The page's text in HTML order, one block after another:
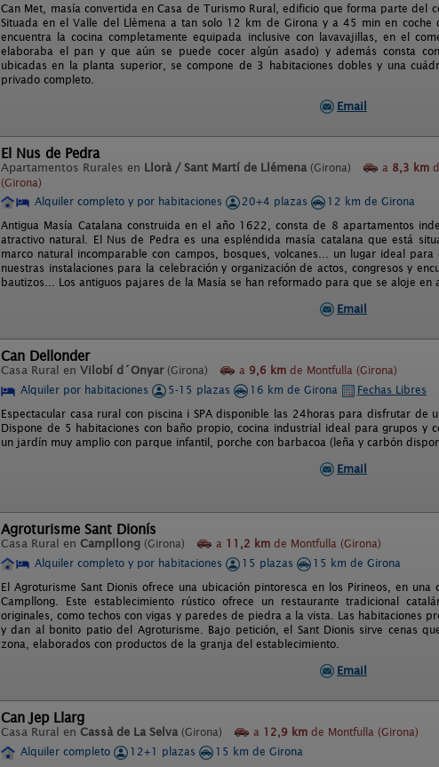
Can Met, masía convertida en Casa de Turismo Rural, edificio que forma parte del
Situada en el Valle del Llèmena a tan solo 12 km de Girona y a 45 min en coche
encuentra la cocina completamente equipada inclusive con lavavajillas, en el
elaboraba el pan y que aún se puede cocer algún asado) y además consta
ubicadas en la planta superior, se compone de 3 habitaciones dobles y una
privado completo.
Email
El Nus de Pedra
Apartamentos Rurales en Llorà / Sant Martí de Llémena (Girona) a 8,3 km
(Girona)
Alquiler completo y por habitaciones 20+4 plazas
12 km de Girona
Antigua Masía Catalana construida en el año 1622, consta de 8 apartamentos
atractivo natural. El Nus de Pedra es una espléndida masía catalana que está
marco natural incomparable con campos, bosques, volcanes... un lugar ideal
nuestras instalaciones para la celebración y organización de actos, congresos y
bautizos... Los antiguos pajares de la Masía se han reformado para que se aloje en
Email
Can Dellonder
Casa Rural en Vilobí d´Onyar (Girona) a 9,6 km de Montfulla (Girona)
Alquiler por habitaciones
5-15 plazas 16 km de Girona
Fechas Libres
Espectacular casa rural con piscina i SPA disponible las 24horas para disfrutar de
Dispone de 5 habitaciones con baño propio, cocina industrial ideal para grupos y
un jardín muy amplio con parque infantil, porche con barbacoa (leña y carbón
Email
Agroturisme Sant Dionís
Casa Rural en Campllong (Girona) a 11,2 km de Montfulla (Girona)
Alquiler completo y por habitaciones
15 plazas
15 km de Girona
El Agroturisme Sant Dionis ofrece una ubicación pintoresca en los Pirineos, en
Campllong. Este establecimiento rústico ofrece un restaurante tradicional
originales, como techos con vigas y paredes de piedra a la vista. Las habitaciones
y dan al bonito patio del Agroturisme. Bajo petición, el Sant Dionis sirve cenas
zona, elaborados con productos de la granja del establecimiento.
Email
Can Jep Llarg
Casa Rural en Cassà de La Selva (Girona) a 12,9 km de Montfulla (Girona)
Alquiler completo
12+1 plazas
15 km de Girona